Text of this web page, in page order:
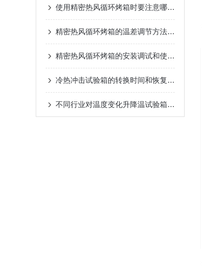
使用精密热风循环烤箱时要注意哪些？
精密热风循环烤箱的温差调节方法介绍
精密热风循环烤箱的安装调试和使用方法介绍
冷热冲击试验箱的转换时间和恢复时间介绍
不同行业对温度变化升降温试验箱的需求分析